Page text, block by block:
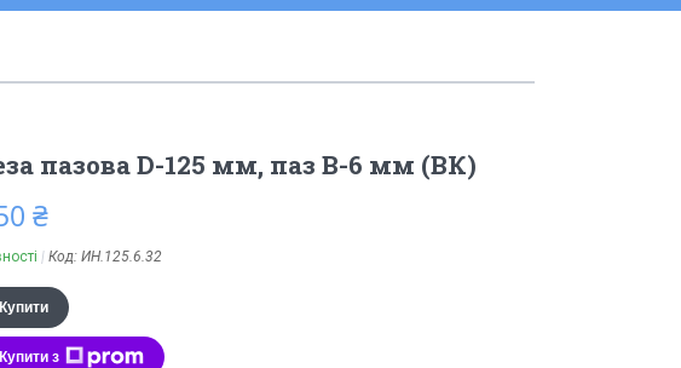
пазова D-125 мм, паз В-6 мм (ВК)
₴
Код: ИН.125.6.32
Купити
Купити з